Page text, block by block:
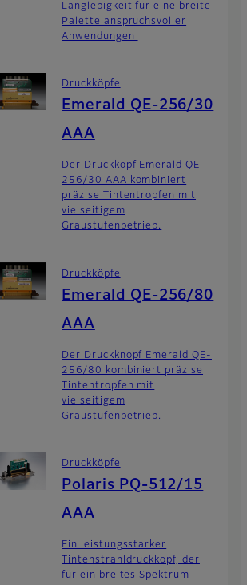
Langlebigkeit für eine breite
Palette anspruchsvoller
Anwendungen
Druckköpfe
Emerald QE-256/30
AAA
Der Druckkopf Emerald QE-
256/30 AAA kombiniert
präzise Tintentropfen mit
vielseitigem
Graustufenbetrieb.
Druckköpfe
Emerald QE-256/80
AAA
Der Druckknopf Emerald QE-
256/80 kombiniert präzise
Tintentropfen mit
vielseitigem
Graustufenbetrieb.
Druckköpfe
Polaris PQ-512/15
AAA
Ein leistungsstarker
Tintenstrahldruckkopf, der
für ein breites Spektrum